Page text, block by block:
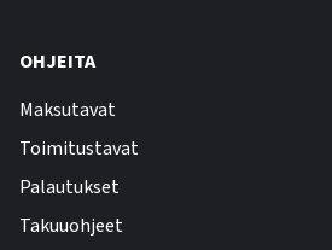
OHJEITA
Maksutavat
Toimitustavat
Palautukset
Takuuohjeet